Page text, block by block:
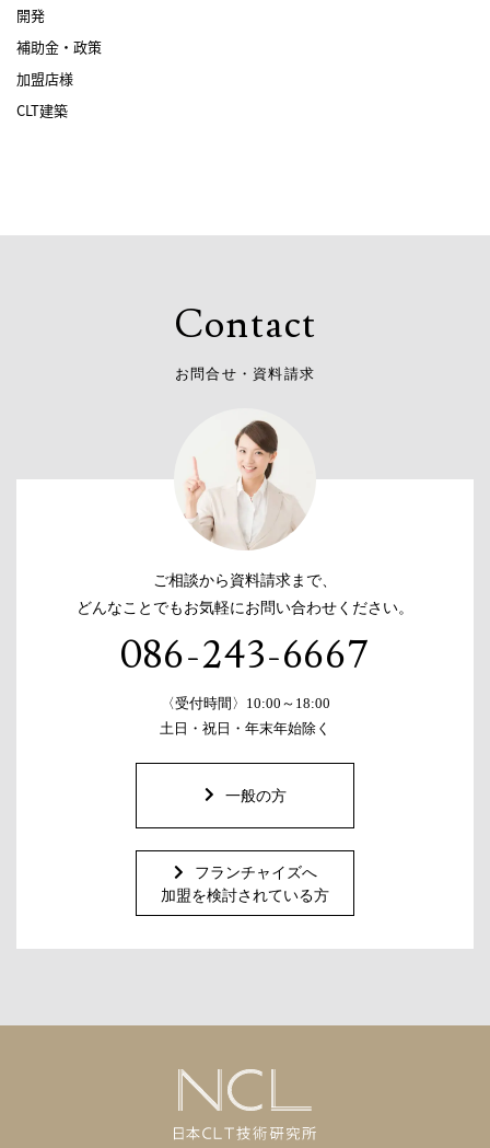
開発
補助金・政策
加盟店様
CLT建築
Contact
お 問合せ ・ 資料請求
ご相談から資料請求まで、
どんなことでもお気軽にお問い合わせください。
086-243-6667
〈受付時間〉10:00～18:00
土日・祝日・年末年始除く
一般の方
フランチャイズへ
加盟を検討されている方